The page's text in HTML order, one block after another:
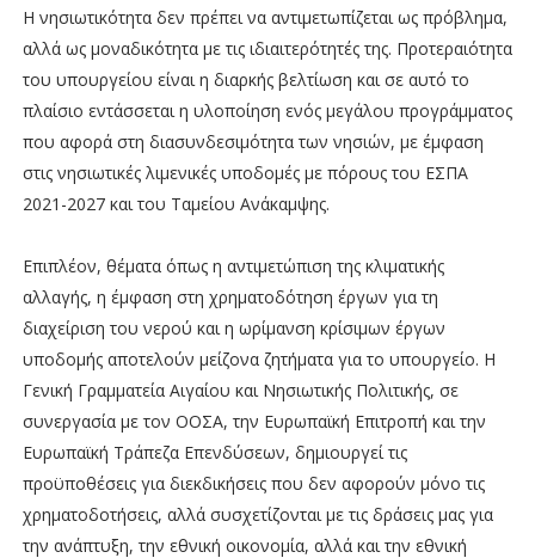
Η νησιωτικότητα δεν πρέπει να αντιμετωπίζεται ως πρόβλημα,
αλλά ως μοναδικότητα με τις ιδιαιτερότητές της. Προτεραιότητα
του υπουργείου είναι η διαρκής βελτίωση και σε αυτό το
πλαίσιο εντάσσεται η υλοποίηση ενός μεγάλου προγράμματος
που αφορά στη διασυνδεσιμότητα των νησιών, με έμφαση
στις νησιωτικές λιμενικές υποδομές με πόρους του ΕΣΠΑ
2021-2027 και του Ταμείου Ανάκαμψης.
Επιπλέον, θέματα όπως η αντιμετώπιση της κλιματικής
αλλαγής, η έμφαση στη χρηματοδότηση έργων για τη
διαχείριση του νερού και η ωρίμανση κρίσιμων έργων
υποδομής αποτελούν μείζονα ζητήματα για το υπουργείο. Η
Γενική Γραμματεία Αιγαίου και Νησιωτικής Πολιτικής, σε
συνεργασία με τον ΟΟΣΑ, την Ευρωπαϊκή Επιτροπή και την
Ευρωπαϊκή Τράπεζα Επενδύσεων, δημιουργεί τις
προϋποθέσεις για διεκδικήσεις που δεν αφορούν μόνο τις
χρηματοδοτήσεις, αλλά συσχετίζονται με τις δράσεις μας για
την ανάπτυξη, την εθνική οικονομία, αλλά και την εθνική